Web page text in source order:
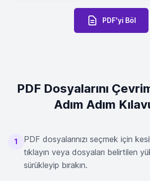
PDF'yi Böl
PDF Dosyalarını
Adım Adım
1
PDF dosyalarınızı seçmek için
tıklayın veya dosyaları belirtilen
sürükleyip bırakın.